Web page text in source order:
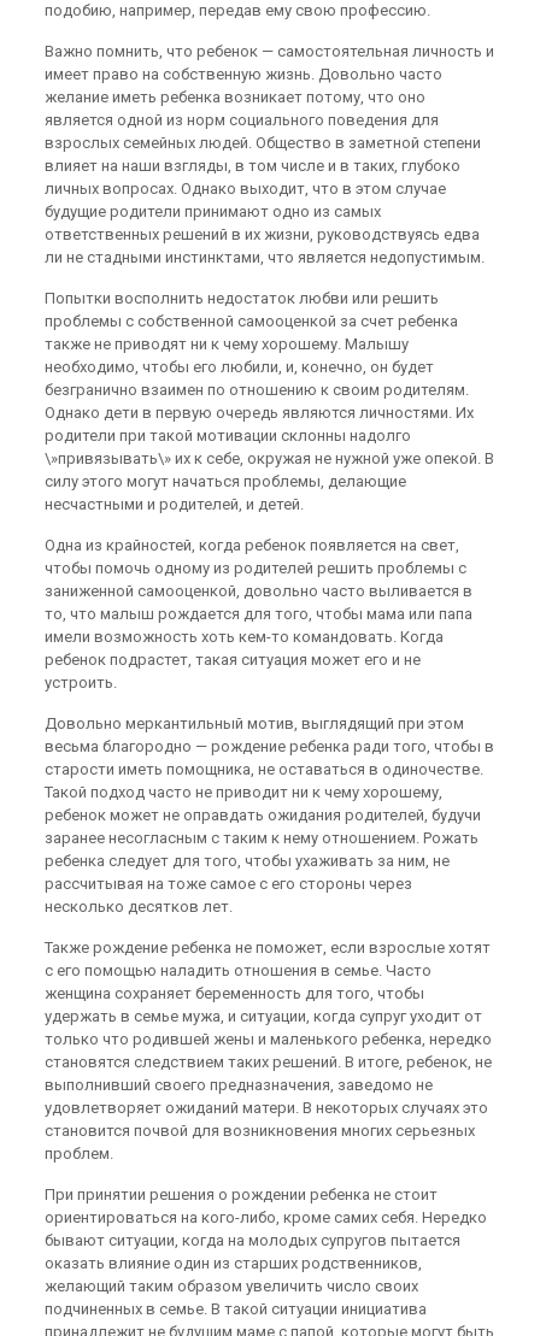
подобию, например, передав ему свою профессию.
Важно помнить, что ребенок — самостоятельная личность и
имеет право на собственную жизнь. Довольно часто
желание иметь ребенка возникает потому, что оно
является одной из норм социального поведения для
взрослых семейных людей. Общество в заметной степени
влияет на наши взгляды, в том числе и в таких, глубоко
личных вопросах. Однако выходит, что в этом случае
будущие родители принимают одно из самых
ответственных решений в их жизни, руководствуясь едва
ли не стадными инстинктами, что является недопустимым.
Попытки восполнить недостаток любви или решить
проблемы с собственной самооценкой за счет ребенка
также не приводят ни к чему хорошему. Малышу
необходимо, чтобы его любили, и, конечно, он будет
безгранично взаимен по отношению к своим родителям.
Однако дети в первую очередь являются личностями. Их
родители при такой мотивации склонны надолго
\»привязывать\» их к себе, окружая не нужной уже опекой. В
силу этого могут начаться проблемы, делающие
несчастными и родителей, и детей.
Одна из крайностей, когда ребенок появляется на свет,
чтобы помочь одному из родителей решить проблемы с
заниженной самооценкой, довольно часто выливается в
то, что малыш рождается для того, чтобы мама или папа
имели возможность хоть кем-то командовать. Когда
ребенок подрастет, такая ситуация может его и не
устроить.
Довольно меркантильный мотив, выглядящий при этом
весьма благородно — рождение ребенка ради того, чтобы в
старости иметь помощника, не оставаться в одиночестве.
Такой подход часто не приводит ни к чему хорошему,
ребенок может не оправдать ожидания родителей, будучи
заранее несогласным с таким к нему отношением. Рожать
ребенка следует для того, чтобы ухаживать за ним, не
рассчитывая на тоже самое с его стороны через
несколько десятков лет.
Также рождение ребенка не поможет, если взрослые хотят
с его помощью наладить отношения в семье. Часто
женщина сохраняет беременность для того, чтобы
удержать в семье мужа, и ситуации, когда супруг уходит от
только что родившей жены и маленького ребенка, нередко
становятся следствием таких решений. В итоге, ребенок, не
выполнивший своего предназначения, заведомо не
удовлетворяет ожиданий матери. В некоторых случаях это
становится почвой для возникновения многих серьезных
проблем.
При принятии решения о рождении ребенка не стоит
ориентироваться на кого-либо, кроме самих себя. Нередко
бывают ситуации, когда на молодых супругов пытается
оказать влияние один из старших родственников,
желающий таким образом увеличить число своих
подчиненных в семье. В такой ситуации инициатива
принадлежит не будущим маме с папой, которые могут быть